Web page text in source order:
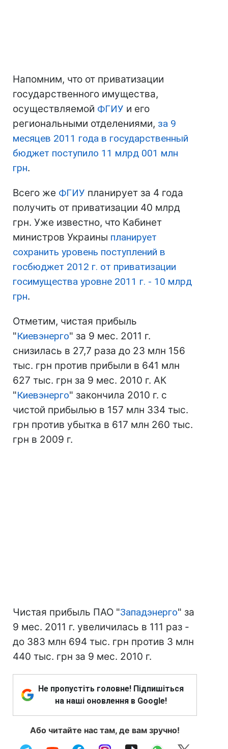
Напомним, что от приватизации
государственного имущества,
осуществляемой ФГИУ и его
региональными отделениями, за 9
месяцев 2011 года в государственный
бюджет поступило 11 млрд 001 млн
грн.
Всего же ФГИУ планирует за 4 года
получить от приватизации 40 млрд
грн. Уже известно, что Кабинет
министров Украины планирует
сохранить уровень поступлений в
госбюджет 2012 г. от приватизации
госимущества уровне 2011 г. - 10 млрд
грн.
Отметим, чистая прибыль
"Киевэнерго" за 9 мес. 2011 г.
снизилась в 27,7 раза до 23 млн 156
тыс. грн против прибыли в 641 млн
627 тыс. грн за 9 мес. 2010 г. АК
"Киевэнерго" закончила 2010 г. с
чистой прибылью в 157 млн 334 тыс.
грн против убытка в 617 млн 260 тыс.
грн в 2009 г.
Чистая прибыль ПАО "Западэнерго" за
9 мес. 2011 г. увеличилась в 111 раз -
до 383 млн 694 тыс. грн против 3 млн
440 тыс. грн за 9 мес. 2010 г.
Не пропустіть головне! Підпишіться
на наші оновлення в Google!
Або читайте нас там, де вам зручно!